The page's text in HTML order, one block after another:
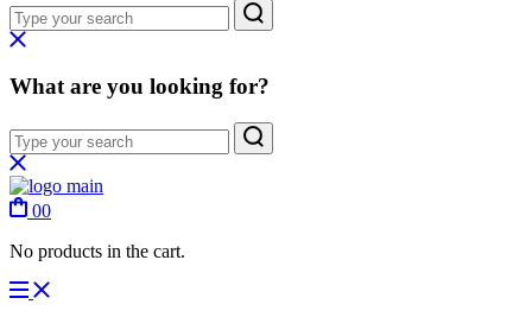
What are you looking for?
00
No products in the cart.